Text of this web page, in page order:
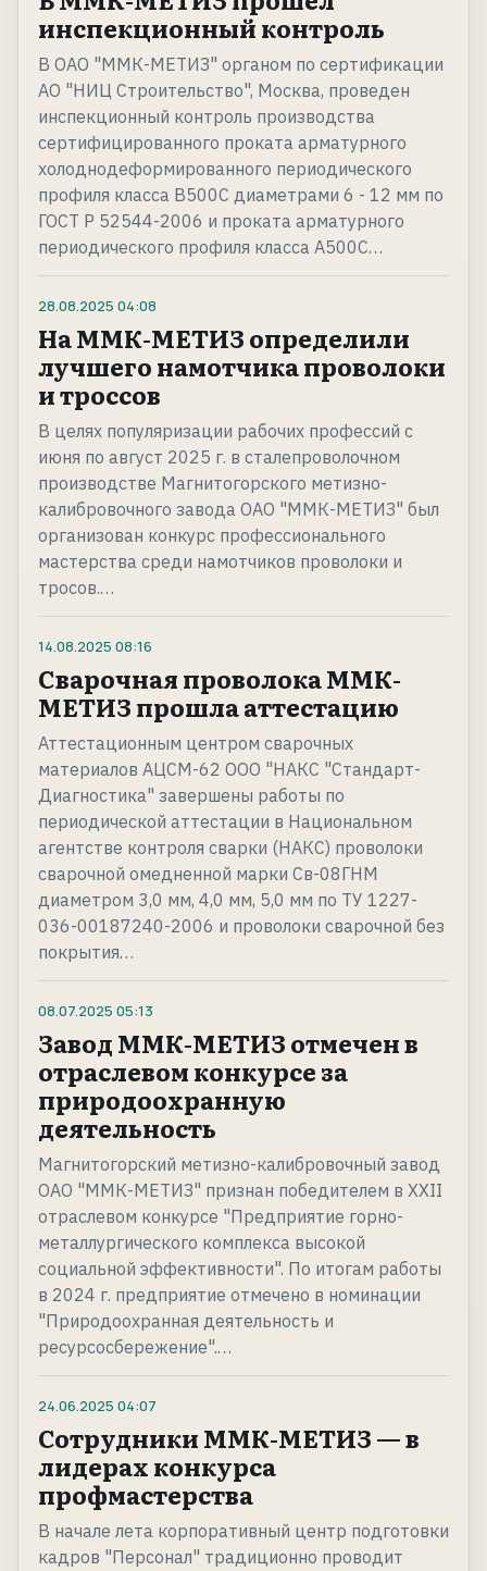
инспекционный контроль
В ОАО "ММК-МЕТИЗ" органом по сертификации
АО "НИЦ Строительство", Москва, проведен
инспекционный контроль производства
сертифицированного проката арматурного
холоднодеформированного периодического
профиля класса В500С диаметрами 6 - 12 мм по
ГОСТ Р 52544-2006 и проката арматурного
периодического профиля класса А500С…
28.08.2025 04:08
На ММК-МЕТИЗ определили
лучшего намотчика проволоки
и троссов
В целях популяризации рабочих профессий с
июня по август 2025 г. в сталепроволочном
производстве Магнитогорского метизно-
калибровочного завода ОАО "ММК-МЕТИЗ" был
организован конкурс профессионального
мастерства среди намотчиков проволоки и
тросов.…
14.08.2025 08:16
Сварочная проволока ММК-
МЕТИЗ прошла аттестацию
Аттестационным центром сварочных
материалов АЦСМ-62 ООО "НАКС "Стандарт-
Диагностика" завершены работы по
периодической аттестации в Национальном
агентстве контроля сварки (НАКС) проволоки
сварочной омедненной марки Св-08ГНМ
диаметром 3,0 мм, 4,0 мм, 5,0 мм по ТУ 1227-
036-00187240-2006 и проволоки сварочной без
покрытия…
08.07.2025 05:13
Завод ММК-МЕТИЗ отмечен в
отраслевом конкурсе за
природоохранную
деятельность
Магнитогорский метизно-калибровочный завод
ОАО "ММК-МЕТИЗ" признан победителем в XXII
отраслевом конкурсе "Предприятие горно-
металлургического комплекса высокой
социальной эффективности". По итогам работы
в 2024 г. предприятие отмечено в номинации
"Природоохранная деятельность и
ресурсосбережение".…
24.06.2025 04:07
Сотрудники ММК-МЕТИЗ — в
лидерах конкурса
профмастерства
В начале лета корпоративный центр подготовки
кадров "Персонал" традиционно проводит